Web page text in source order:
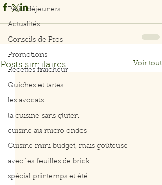
Petits déjeuners
Actualités
Conseils de Pros
Promotions
Recettes fraicheur
Quiches et tartes
les avocats
la cuisine sans gluten
cuisine au micro ondes
Cuisine mini budget, mais goûteuse
avec les feuilles de brick
spécial printemps et été
Posts similaires Voir tout